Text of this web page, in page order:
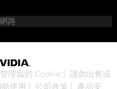
路
管理我的 Cookie
請勿出售或
使用 公司政策 產品安